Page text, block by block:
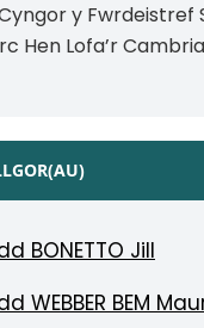
y Fwrdeistref
Hen Lofa’r
BONETTO Jill
WEBBER BEM